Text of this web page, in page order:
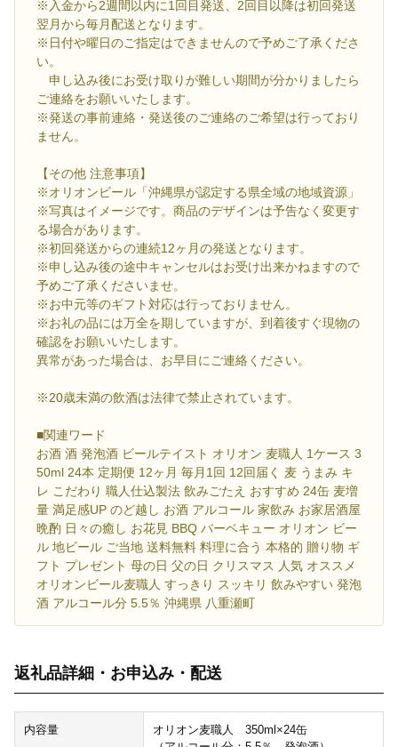
※入金から2週間以内に1回目発送、2回目以降は初回発送
翌月から毎月配送となります。
※日付や曜日のご指定はできませんので予めご了承くださ
い。
申し込み後にお受け取りが難しい期間が分かりましたら
ご連絡をお願いいたします。
※発送の事前連絡・発送後のご連絡のご希望は行っており
ません。
【その他 注意事項】
※オリオンビール「沖縄県が認定する県全域の地域資源」
※写真はイメージです。商品のデザインは予告なく変更す
る場合があります。
※初回発送からの連続12ヶ月の発送となります。
※申し込み後の途中キャンセルはお受け出来かねますので
予めご了承くださいませ。
※お中元等のギフト対応は行っておりません。
※お礼の品には万全を期していますが、到着後すぐ現物の
確認をお願いいたします。
異常があった場合は、お早目にご連絡ください。
※20歳未満の飲酒は法律で禁止されています。
■関連ワード
お酒 酒 発泡酒 ビールテイスト オリオン 麦職人 1ケース 3
50ml 24本 定期便 12ヶ月 毎月1回 12回届く 麦 うまみ キ
レ こだわり 職人仕込製法 飲みごたえ おすすめ 24缶 麦増
量 満足感UP のど越し お酒 アルコール 家飲み お家居酒屋
晩酌 日々の癒し お花見 BBQ バーベキュー オリオン ビー
ル 地ビール ご当地 送料無料 料理に合う 本格的 贈り物 ギ
フト プレゼント 母の日 父の日 クリスマス 人気 オススメ
オリオンビール麦職人 すっきり スッキリ 飲みやすい 発泡
酒 アルコール分 5.5％ 沖縄県 八重瀬町
返礼品詳細・お申込み・配送
内容量
オリオン麦職人 350ml×24缶